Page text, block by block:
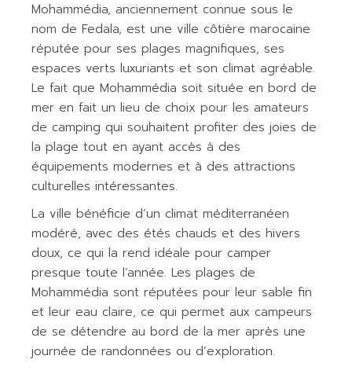
Mohammédia, anciennement connue sous le
nom de Fedala, est une ville côtière marocaine
réputée pour ses plages magnifiques, ses
espaces verts luxuriants et son climat agréable.
Le fait que Mohammédia soit située en bord de
mer en fait un lieu de choix pour les amateurs
de camping qui souhaitent profiter des joies de
la plage tout en ayant accès à des
équipements modernes et à des attractions
culturelles intéressantes.
La ville bénéficie d’un climat méditerranéen
modéré, avec des étés chauds et des hivers
doux, ce qui la rend idéale pour camper
presque toute l’année. Les plages de
Mohammédia sont réputées pour leur sable fin
et leur eau claire, ce qui permet aux campeurs
de se détendre au bord de la mer après une
journée de randonnées ou d’exploration.